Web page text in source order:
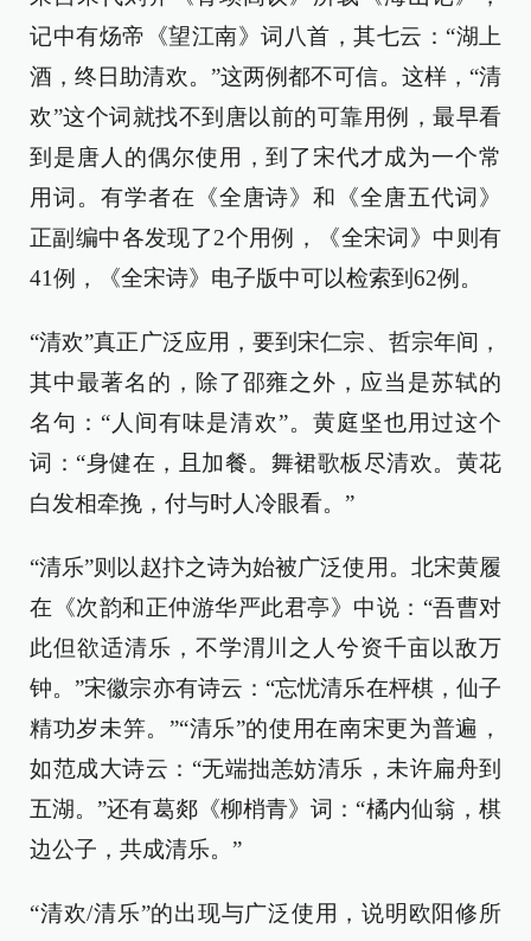
记中有炀帝《望江南》词八首，其七云：“湖上
酒，终日助清欢。”这两例都不可信。这样，“清
欢”这个词就找不到唐以前的可靠用例，最早看
到是唐人的偶尔使用，到了宋代才成为一个常
用词。有学者在《全唐诗》和《全唐五代词》
正副编中各发现了2个用例，《全宋词》中则有
41例，《全宋诗》电子版中可以检索到62例。
“清欢”真正广泛应用，要到宋仁宗、哲宗年间，
其中最著名的，除了邵雍之外，应当是苏轼的
名句：“人间有味是清欢”。黄庭坚也用过这个
词：“身健在，且加餐。舞裙歌板尽清欢。黄花
白发相牵挽，付与时人冷眼看。”
“清乐”则以赵抃之诗为始被广泛使用。北宋黄履
在《次韵和正仲游华严此君亭》中说：“吾曹对
此但欲适清乐，不学渭川之人兮资千亩以敌万
钟。”宋徽宗亦有诗云：“忘忧清乐在枰棋，仙子
精功岁未笄。”“清乐”的使用在南宋更为普遍，
如范成大诗云：“无端拙恙妨清乐，未许扁舟到
五湖。”还有葛郯《柳梢青》词：“橘内仙翁，棋
边公子，共成清乐。”
“清欢/清乐”的出现与广泛使用，说明欧阳修所